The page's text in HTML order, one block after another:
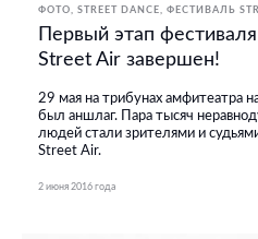
ФОТО STREET DANCE ФЕСТИВАЛЬ
Первый этап
Street Air завершен!
29 мая на трибунах амфитеатра
был аншлаг. Пара тысяч
людей стали зрителями и
Street Air.
2 июня 2016 года